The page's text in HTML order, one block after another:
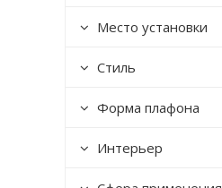
Место установки
Стиль
Форма плафона
Интерьер